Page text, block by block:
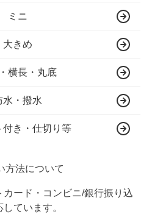
ミニ
大きめ
横長・丸底
水・撥水
付き・仕切り等
方法について
ード・コンビニ/銀行振り込
ています。